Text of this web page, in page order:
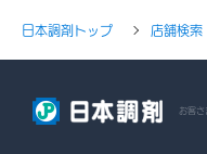
日本調剤トップ 店舗検索
お客さ